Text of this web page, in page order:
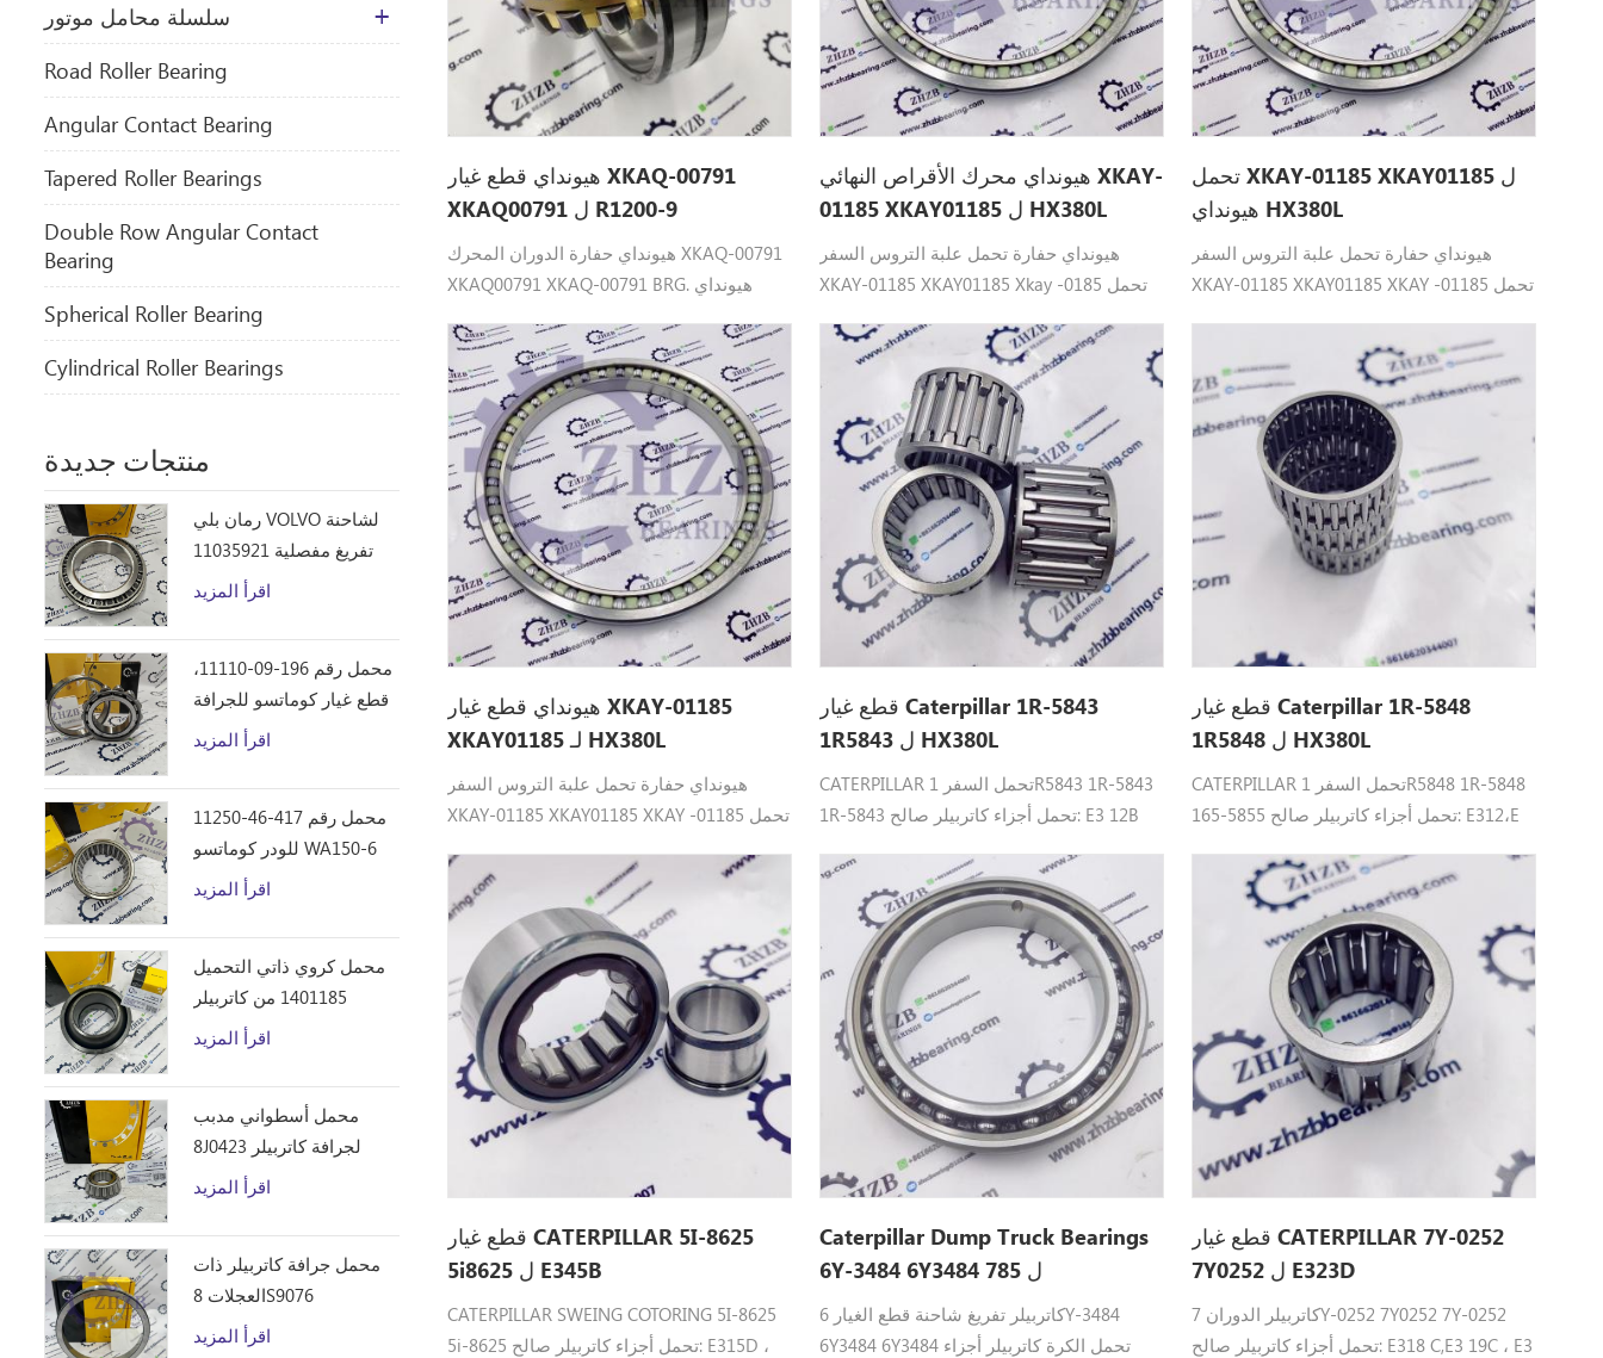
هيونداي قطع غيار XKAQ-00791
XKAQ00791 ل R1200-9
هيونداي حفارة الدوران المحرك XKAQ-00791
XKAQ00791 XKAQ-00791 BRG. هيونداي
R800LC7A، R800LC9FS .
هيونداي محرك الأقراص النهائي XKAY-
01185 XKAY01185 ل HX380L
هيونداي حفارة تحمل علبة التروس السفر
XKAY-01185 XKAY01185 Xkay -0185 تحمل
R360LC7A، R360LC9، R370LC7، R380LC9A،
R380LC9DM، R380LC9MH، R380LC9SH،
تحمل XKAY-01185 XKAY01185 ل
هيونداي HX380L
هيونداي حفارة تحمل علبة التروس السفر
XKAY-01185 XKAY01185 XKAY -01185 تحمل
R360LC7A ، R360LC9 ، R370LC7 ، R380LC9A
، R380LC9DM ، R380LC9MH ، R380LC9SH ،
R390LC9
هيونداي قطع غيار XKAY-01185
XKAY01185 لـ HX380L
هيونداي حفارة تحمل علبة التروس السفر
XKAY-01185 XKAY01185 XKAY -01185 تحمل
R360LC7A ، R360LC9 ، R370LC7 ، R380LC9A
، R380LC9DM ، R380LC9MH ، R380LC9SH ،
R390LC9
قطع غيار Caterpillar 1R-5843
1R5843 ل HX380L
CATERPILLAR تحمل السفر 1R5843 1R-5843
1R-5843 تحمل أجزاء كاتربيلر صالح: E3 12B
قطع غيار Caterpillar 1R-5848
1R5848 ل HX380L
CATERPILLAR تحمل السفر 1R5848 1R-5848
165-5855 تحمل أجزاء كاتربيلر صالح: E312،E
قطع غيار CATERPILLAR 5I-8625
5i8625 ل E345B
CATERPILLAR SWEING COTORING 5I-8625
5i-8625 تحمل أجزاء كاتربيلر صالح: E315D ،
Caterpillar Dump Truck Bearings
6Y-3484 6Y3484 ل 785
كاتربيلر تفريغ شاحنة قطع الغيار 6Y-3484
6Y3484 6Y3484 تحمل الكرة كاتربيلر أجزاء
قطع غيار CATERPILLAR 7Y-0252
7Y0252 ل E323D
كاتربيلر الدوران 7Y-0252 7Y0252 7Y-0252
تحمل أجزاء كاتربيلر صالح: E318 C,E3 19C ، E3
سلسلة محامل موتور
​Road Roller Bearing
Angular Contact Bearing
Tapered Roller Bearings
Double Row Angular Contact
Bearing
Spherical Roller Bearing
Cylindrical Roller Bearings
منتجات جديدة
رمان بلي VOLVO لشاحنة
تفريغ مفصلية 11035921
اقرأ المزيد
محمل رقم 196-09-11110،
قطع غيار كوماتسو للجرافة
D355C
اقرأ المزيد
محمل رقم 417-46-11250
للودر كوماتسو WA150-6
اقرأ المزيد
محمل كروي ذاتي التحميل
1401185 من كاتربيلر
اقرأ المزيد
محمل أسطواني مدبب
8J0423 لجرافة كاتربيلر
D10R
اقرأ المزيد
محمل جرافة كاتربيلر ذات
العجلات 8S9076
اقرأ المزيد